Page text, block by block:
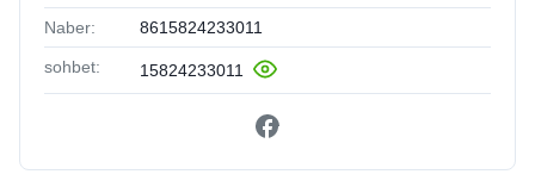
Naber: 8615824233011
sohbet: 15824233011